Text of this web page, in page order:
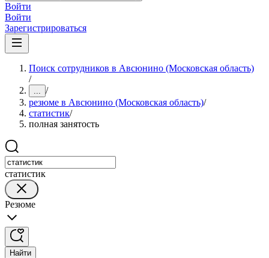
Войти
Войти
Зарегистрироваться
Поиск сотрудников в Авсюнино (Московская область)
/
... /
резюме в Авсюнино (Московская область)/
статистик/
полная занятость
статистик
Резюме
Найти